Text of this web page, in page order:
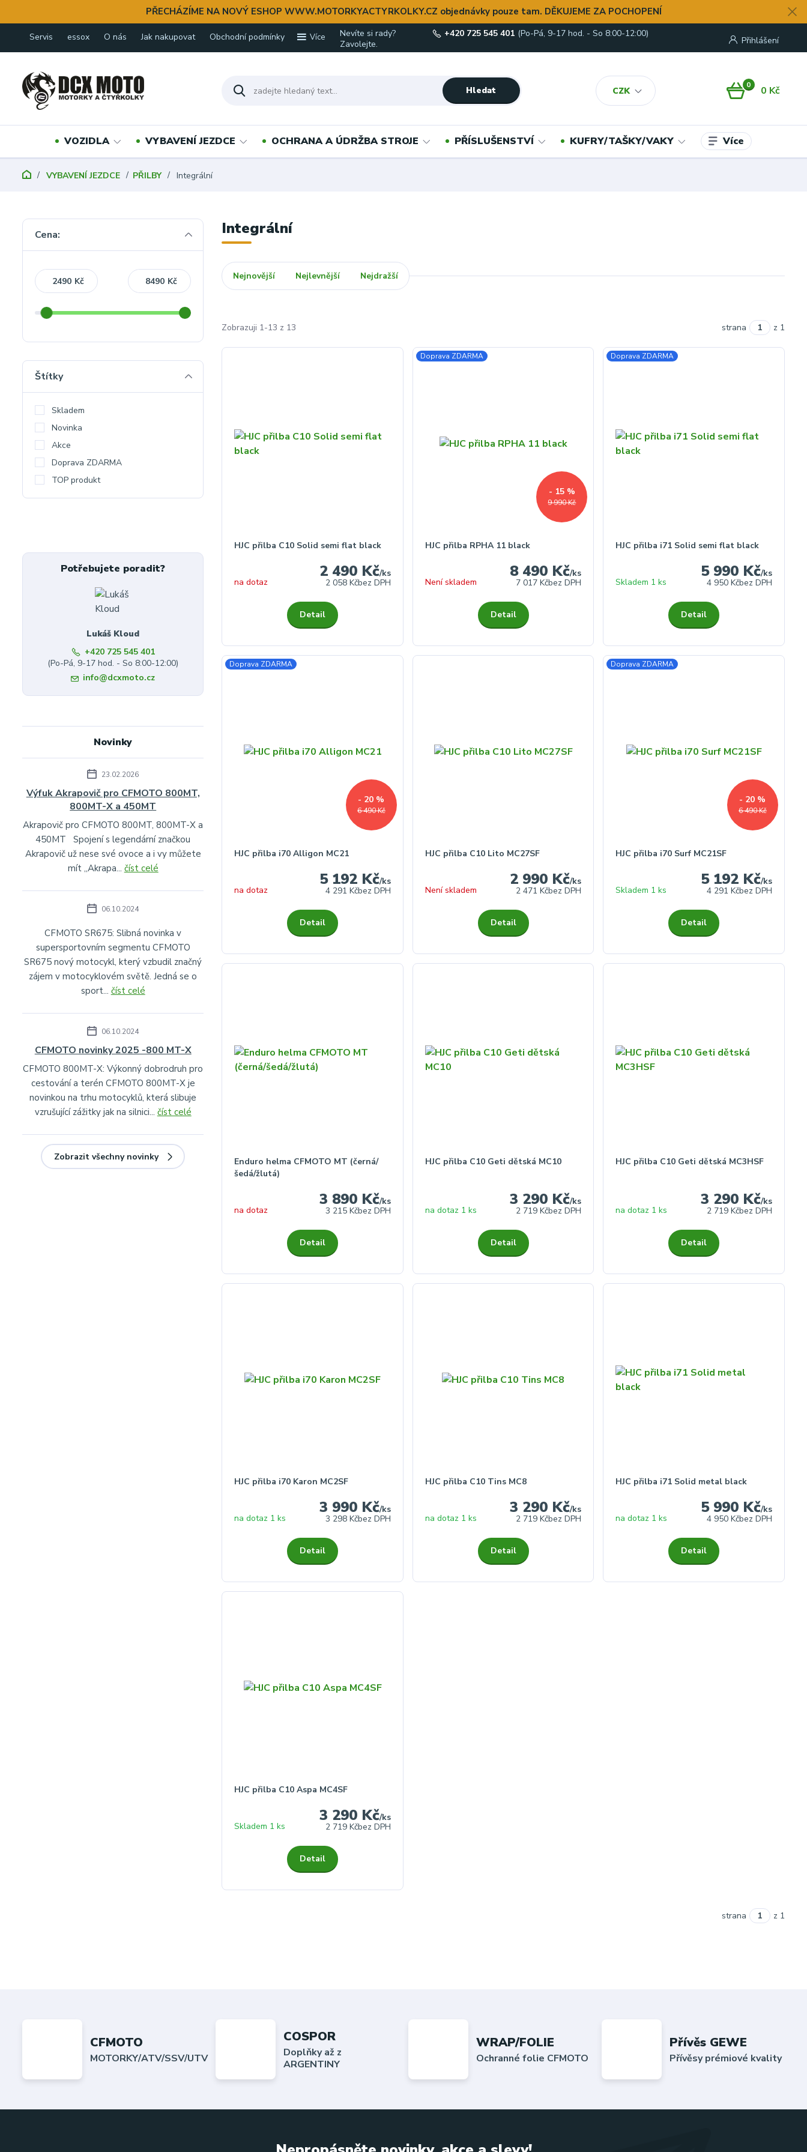
PŘECHÁZÍME NA NOVÝ ESHOP WWW.MOTORKYACTYRKOLKY.CZ objednávky pouze tam. DĚKUJEME ZA POCHOPENÍ
Servis essox O nás Jak nakupovat Obchodní podmínky Více
CZK
Přihlášení
Hledat
Nevíte si rady?
Zavolejte.
+420 725 545 401 (Po-Pá, 9-17 hod. - So 8:00-12:00)
0 0 Kč
VOZIDLA VYBAVENÍ JEZDCE OCHRANA A ÚDRŽBA STROJE PŘÍSLUŠENSTVÍ KUFRY/TAŠKY/VAKY Více
VYBAVENÍ JEZDCE PŘILBY Integrální
Integrální
Nejnovější Nejlevnější Nejdražší
Zobrazuji 1-13 z 13 strana z 1
HJC přilba C10 Solid semi flat black
2 490 Kč/ks
2 058 Kčbez DPH
na dotaz
Detail
Doprava ZDARMA
9 990 Kč
- 15 %
HJC přilba RPHA 11 black
8 490 Kč/ks
7 017 Kčbez DPH
Není skladem
Detail
Doprava ZDARMA
HJC přilba i71 Solid semi flat black
5 990 Kč/ks
4 950 Kčbez DPH
Skladem 1 ks
Detail
Doprava ZDARMA
6 490 Kč
- 20 %
HJC přilba i70 Alligon MC21
5 192 Kč/ks
4 291 Kčbez DPH
na dotaz
Detail
HJC přilba C10 Lito MC27SF
2 990 Kč/ks
2 471 Kčbez DPH
Není skladem
Detail
Doprava ZDARMA
6 490 Kč
- 20 %
HJC přilba i70 Surf MC21SF
5 192 Kč/ks
4 291 Kčbez DPH
Skladem 1 ks
Detail
Enduro helma CFMOTO MT (černá/
šedá/žlutá)
3 890 Kč/ks
3 215 Kčbez DPH
na dotaz
Detail
HJC přilba C10 Geti dětská MC10
3 290 Kč/ks
2 719 Kčbez DPH
na dotaz 1 ks
Detail
HJC přilba C10 Geti dětská MC3HSF
3 290 Kč/ks
2 719 Kčbez DPH
na dotaz 1 ks
Detail
HJC přilba i70 Karon MC2SF
3 990 Kč/ks
3 298 Kčbez DPH
na dotaz 1 ks
Detail
HJC přilba C10 Tins MC8
3 290 Kč/ks
2 719 Kčbez DPH
na dotaz 1 ks
Detail
HJC přilba i71 Solid metal black
5 990 Kč/ks
4 950 Kčbez DPH
na dotaz 1 ks
Detail
HJC přilba C10 Aspa MC4SF
3 290 Kč/ks
2 719 Kčbez DPH
Skladem 1 ks
Detail
strana z 1
Cena:
Kč Kč
Štítky
Skladem
Novinka
Akce
Doprava ZDARMA
TOP produkt
Potřebujete poradit?
Lukáš Kloud
+420 725 545 401
(Po-Pá, 9-17 hod. - So 8:00-12:00)
info@dcxmoto.cz
Novinky
23.02.2026
Výfuk Akrapovič pro CFMOTO 800MT,
800MT-X a 450MT
Akrapovič pro CFMOTO 800MT, 800MT-X a
450MT Spojení s legendární značkou
Akrapovič už nese své ovoce a i vy můžete
mít „Akrapa... číst celé
06.10.2024
CFMOTO SR675: Slibná novinka v
supersportovním segmentu CFMOTO
SR675 nový motocykl, který vzbudil značný
zájem v motocyklovém světě. Jedná se o
sport... číst celé
06.10.2024
CFMOTO novinky 2025 -800 MT-X
CFMOTO 800MT-X: Výkonný dobrodruh pro
cestování a terén CFMOTO 800MT-X je
novinkou na trhu motocyklů, která slibuje
vzrušující zážitky jak na silnici... číst celé
Zobrazit všechny novinky
CFMOTO
MOTORKY/ATV/SSV/UTV
COSPOR
Doplňky až z
ARGENTINY
WRAP/FOLIE
Ochranné folie CFMOTO
Přívěs GEWE
Přívěsy prémiové kvality